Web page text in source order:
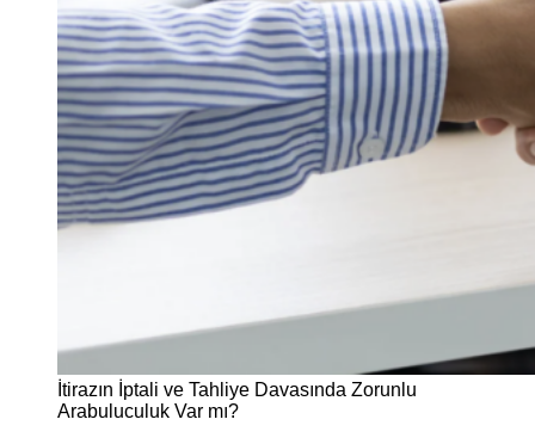
İtirazın İptali ve Tahliye Davasında Zorunlu
Arabuluculuk Var mı?